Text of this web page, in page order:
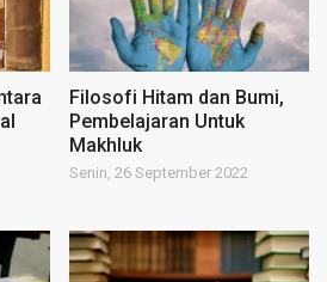
Filosofi Hitam dan Bumi,
Pembelajaran Untuk
Makhluk
Senin, 26 September 2022